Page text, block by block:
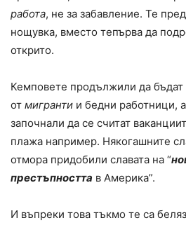
работа, не за забавление. Те
нощувка, вместо тепърва да
открито.
Кемповете продължили да
от мигранти и бедни работници,
започнали да се считат
плажа например. Някогашните
отмора придобили славата на “
престъпността в Америка”.
И въпреки това тъкмо те са